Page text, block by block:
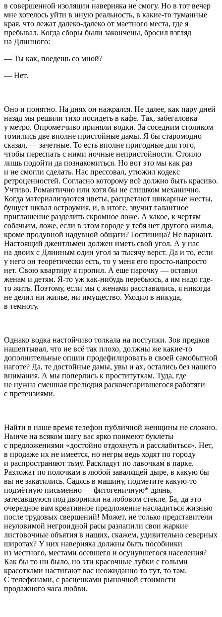
в совершенной изоляции наверняка не смогу. Но в тот вечер
мне хотелось уйти в иную реальность, в какие-то туманные
края, что лежат далеко-далеко от маетного места, где я
пребывал. Когда сборы были закончены, бросил взгляд
на Длинного:
— Ты как, поедешь со мной?
— Нет.
Оно и понятно. На днях он нажрался. Не далее, как пару дней
назад мы решили тихо посидеть в кафе. Так, забегаловка
у метро. Опрометчиво приняли водки. За соседним столиком
томились две вполне пристойные дамы. Я бы старомодно
сказал, — зачетные. То есть вполне пригодные для того,
чтобы переспать с ними ночные непристойности. Стоило
лишь подойти да познакомиться. Но вот это мы как раз
и не смогли сделать. Нас прессовал, утюжил кодекс
ретроценностей. Согласно которому всё должно быть красиво.
Учтиво. Романтично или хотя бы не слишком механично.
Когда материализуются цветы, расцветают шикарные жесты,
бушует шквал остроумия, и, в итоге, звучит галантное
приглашение разделить скромное ложе. А какое, к чертям
собачьим, ложе, если в этом городе у тебя нет другого жилья,
кроме продувной надувной общаги? Гостиница? Не вариант.
Настоящий джентльмен должен иметь свой угол. А у нас
на двоих с Длинным один угол за тысячу верст. Да и то, если
у него он теоретически есть, то у меня его просто-напросто
нет. Свою квартиру я пропил. А еще парочку — оставил
женам и детям. Я-то уж как-нибудь перебьюсь, а им надо где-
то жить. Поэтому, если мы с женами расставались, я никогда
не делил ни жилье, ни имущество. Уходил в никуда,
в темноту.
Однако водка настойчиво толкала на поступки. Зов предков
нашептывал, что не всё так плохо, должны же какие-то
дополнительные опции продефилировать в своей самобытной
наготе? Да, те достойные дамы, увы и ах, остались без нашего
внимания. А мы поперлись к проституткам. Туда, где
не нужна смешная прелюдия раскочегарившегося работяги
с претензиями.
Найти в наше время телефон публичной женщины не сложно.
Нынче на всяком шагу вас ярко поимеют буклеты
с предложениями «достойно отдохнуть и расслабиться». Нет,
в продаже их не имеется, но негры ведь ходят по городу
и распространяют тьму. Раскладут по лавочкам в парке.
Разложат по полочкам в любой завалящей дыре, в какую бы
вы не закатились. Садясь в машину, подметите какую-то
подмётную письменно — фитогеничную* дрянь,
затесавшуюся под дворники на лобовом стекле. Ба, да это
очередное вам креативное предложение насладиться жизнью
после трудовых свершений! Может, не только представители
неуловимой негроидной расы разлапили свои жаркие
листовочные объятия в наших, скажем, удивительно северных
широтах? У них наверняка должны быть пособники
из местного, местами осевшего и осунувшегося населения?
Как бы то ни было, но эти красочные лубки с голыми
красотками настигают вас неожиданно то тут, то там.
С телефонами, с расценками рыночной стоимости
продажного часа любви.